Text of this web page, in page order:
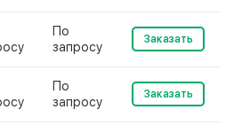
По
запросу
Заказать
По
запросу
Заказать